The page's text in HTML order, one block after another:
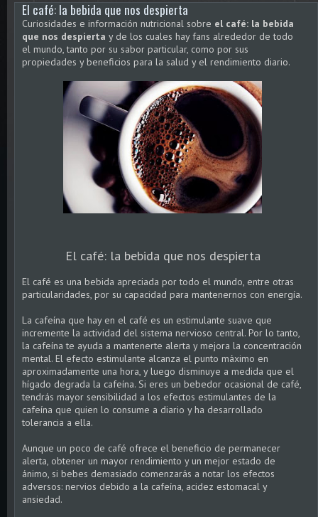
El café: la bebida que nos despierta
Curiosidades e información nutricional sobre el café: la bebida
que nos despierta y de los cuales hay fans alrededor de todo
el mundo, tanto por su sabor particular, como por sus
propiedades y beneficios para la salud y el rendimiento diario.
El café: la bebida que nos despierta
El café es una bebida apreciada por todo el mundo, entre otras
particularidades, por su capacidad para mantenernos con energía.
La cafeína que hay en el café es un estimulante suave que
incremente la actividad del sistema nervioso central. Por lo tanto,
la cafeína te ayuda a mantenerte alerta y mejora la concentración
mental. El efecto estimulante alcanza el punto máximo en
aproximadamente una hora, y luego disminuye a medida que el
hígado degrada la cafeína. Si eres un bebedor ocasional de café,
tendrás mayor sensibilidad a los efectos estimulantes de la
cafeína que quien lo consume a diario y ha desarrollado
tolerancia a ella.
Aunque un poco de café ofrece el beneficio de permanecer
alerta, obtener un mayor rendimiento y un mejor estado de
ánimo, si bebes demasiado comenzarás a notar los efectos
adversos: nervios debido a la cafeína, acidez estomacal y
ansiedad.